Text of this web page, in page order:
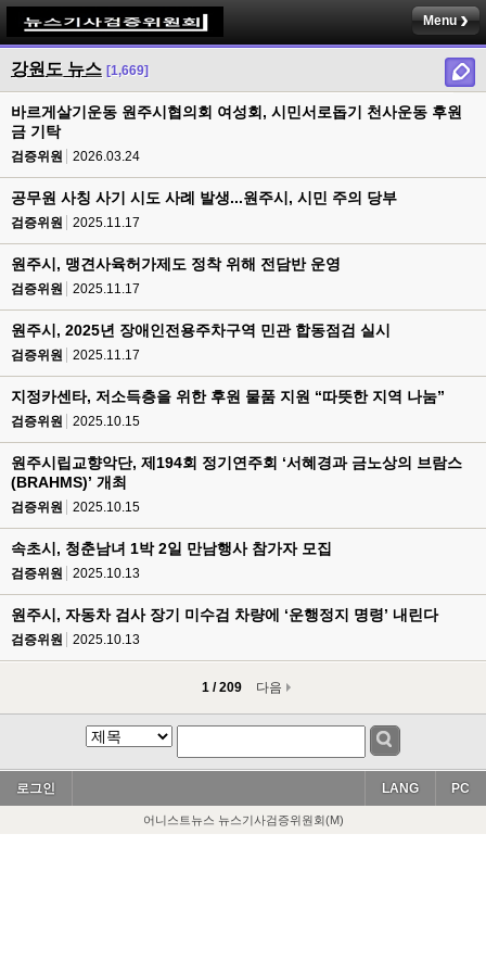
Menu
강원도 뉴스 [1,669]
바르게살기운동 원주시협의회 여성회, 시민서로돕기 천사운동 후원
금 기탁
검증위원 2026.03.24
공무원 사칭 사기 시도 사례 발생...원주시, 시민 주의 당부
검증위원 2025.11.17
원주시, 맹견사육허가제도 정착 위해 전담반 운영
검증위원 2025.11.17
원주시, 2025년 장애인전용주차구역 민관 합동점검 실시
검증위원 2025.11.17
지정카센타, 저소득층을 위한 후원 물품 지원 “따뜻한 지역 나눔”
검증위원 2025.10.15
원주시립교향악단, 제194회 정기연주회 ‘서혜경과 금노상의 브람스
(BRAHMS)’ 개최
검증위원 2025.10.15
속초시, 청춘남녀 1박 2일 만남행사 참가자 모집
검증위원 2025.10.13
원주시, 자동차 검사 장기 미수검 차량에 ‘운행정지 명령’ 내린다
검증위원 2025.10.13
1 / 209 다음
로그인 PC
LANG
어니스트뉴스 뉴스기사검증위원회(M)